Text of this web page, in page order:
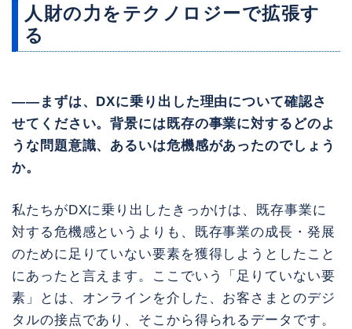
人財の力をテクノロジーで拡張す
る
――まずは、DXに乗り出した理由について確認さ
せてください。背景には既存の事業に対するどのよ
うな問題意識、あるいは危機感があったのでしょう
か。
私たちがDXに乗り出したきっかけは、既存事業に
対する危機感というよりも、既存事業の成長・発展
のために足りていない要素を獲得しようとしたこと
にあったと言えます。ここでいう「足りていない要
素」とは、オンラインを介した、お客さまとのデジ
タルの接点であり、そこから得られるデータです。